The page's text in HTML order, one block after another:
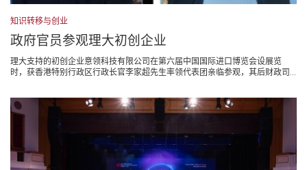
知识转移与创业
政府官员参观理大初创企业
理大支持的初创企业意领科技有限公司在第六届中国国际进口博览会设展览
时，获香港特别行政区行政长官李家超先生率领代表团亲临参观，其后财政司...